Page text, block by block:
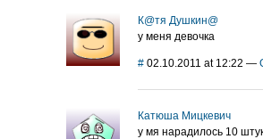
К@тя Душкин@
у меня девочка
# 02.10.2011 at 12:22 —
Катюша Мицкевич
у мя нарадилось 10